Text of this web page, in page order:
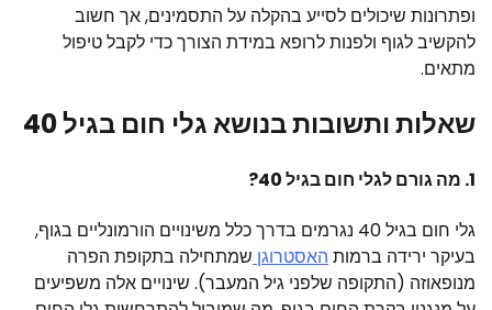
ופתרונות שיכולים לסייע בהקלה על התסמינים, אך חשוב
להקשיב לגוף ולפנות לרופא במידת הצורך כדי לקבל טיפול
מתאים.
שאלות ותשובות בנושא גלי חום בגיל 40
1. מה גורם לגלי חום בגיל 40?
גלי חום בגיל 40 נגרמים בדרך כלל משינויים הורמונליים בגוף,
בעיקר ירידה ברמות האסטרוגן שמתחילה בתקופת הפרה
מנופאוזה (התקופה שלפני גיל המעבר). שינויים אלה משפיעים